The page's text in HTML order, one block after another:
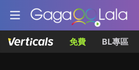
免費 BL專區